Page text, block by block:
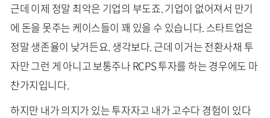
근데 이제 정말 최악은 기업의 부도죠. 기업이 없어져서 만기
에 돈을 못주는 케이스들이 꽤 있을 수 있습니다. 스타트업은
정말 생존율이 낮거든요. 생각보다. 근데 이거는 전환사채 투
자만 그런 게 아니고 보통주나 RCPS 투자를 하는 경우에도 마
찬가지입니다.
하지만 내가 의지가 있는 투자자고 내가 고수다 경험이 있다